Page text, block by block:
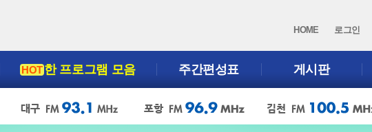
HOME 로그인
HOT한 프로그램 모음 주간편성표 게시판